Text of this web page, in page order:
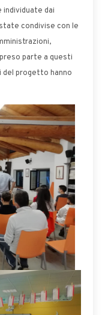
dai
condivise con le
parte a questi
del progetto hanno